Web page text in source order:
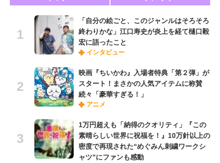
「自分の絵ごと、このジャンルはそろそろ
終わりかな」江口寿史が炎上を経て樋口毅
宏に語ったこと
インタビュー
映画『ちいかわ』入場者特典「第２弾」が
スタート！まさかの人気アイテムに称賛
続々「豪華すぎる！」
アニメ
1万円超えも「納得のクオリティ」『この
素晴らしい世界に祝福を！』10万針以上の
密度で再現された“めぐみん刺繍ワークシ
ャツ”にファンも感動